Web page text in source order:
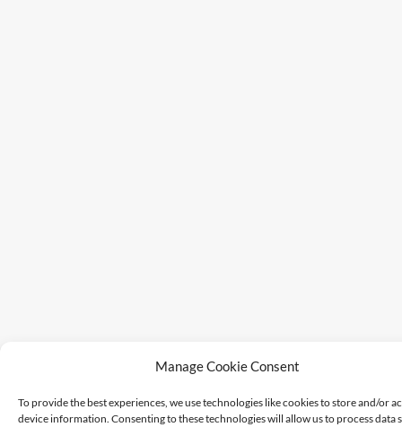
Manage Cookie Consent
To provide the best experiences, we use technologies like cookies to store and/or
device information. Consenting to these technologies will allow us to process data